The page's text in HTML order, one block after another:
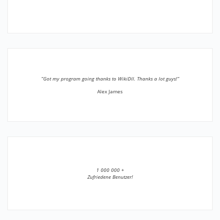
”Got my program going thanks to WikiDll. Thanks a lot guys!”
Alex James
1 000 000 +
Zufriedene Benutzer!